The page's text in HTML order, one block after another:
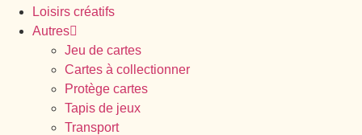
Loisirs créatifs
Autres
Jeu de cartes
Cartes à collectionner
Protège cartes
Tapis de jeux
Transport